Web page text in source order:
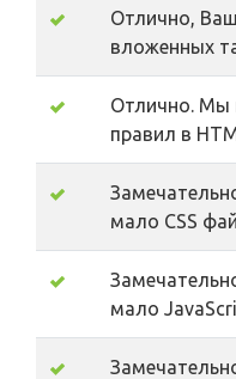
Отлично,
вложенных
Отлично. Мы
правил в
мало CSS
мало